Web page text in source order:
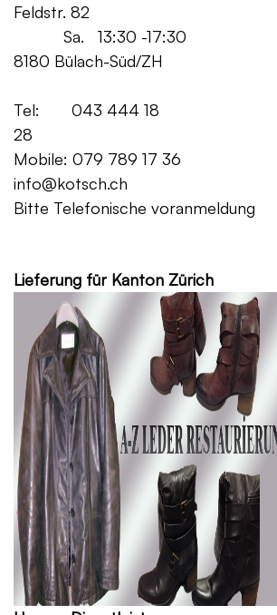
Sa. 13:30 -17:30
8180 Bülach-
Tel: 043 444 18
28
Mobile: 079 789 17 36
info@kotsch.ch
Bitte Telefonische voranmeldung
Lieferung für Kanton Zürich